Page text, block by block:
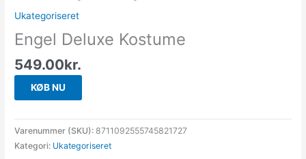
Ukategoriseret
Engel Deluxe Kostume
549.00kr.
KØB NU
Varenummer (SKU):8711092555745821727
Kategori: Ukategoriseret